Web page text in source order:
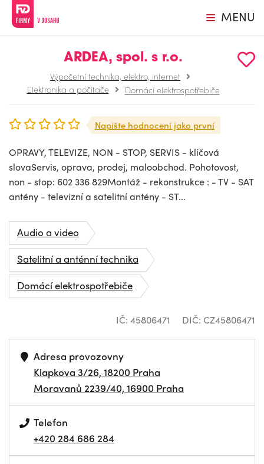
MENU
ARDEA, spol. s r.o.
Výpočetní technika, elektro, internet
Elektronika a počítače
Domácí elektrospotřebiče
Napište hodnocení jako první
OPRAVY, TELEVIZE, NON - STOP, SERVIS - klíčová
slovaServis, oprava, prodej, maloobchod. Pohotovost,
non - stop: 602 336 829Montáž - rekonstrukce : - TV - SAT
antény - televizní a satelitní antény - ST...
Audio a video
Satelitní a anténní technika
Domácí elektrospotřebiče
IČ: 45806471 DIČ: CZ45806471
Adresa provozovny
Klapkova 3/26, 18200 Praha
Moravanů 2239/40, 16900 Praha
Telefon
+420 284 686 284